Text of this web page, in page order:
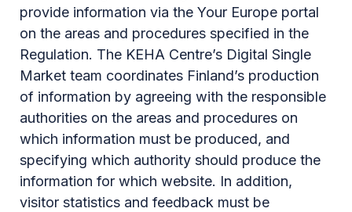
provide information via the Your Europe portal
on the areas and procedures specified in the
Regulation. The KEHA Centre’s Digital Single
Market team coordinates Finland’s production
of information by agreeing with the responsible
authorities on the areas and procedures on
which information must be produced, and
specifying which authority should produce the
information for which website. In addition,
visitor statistics and feedback must be